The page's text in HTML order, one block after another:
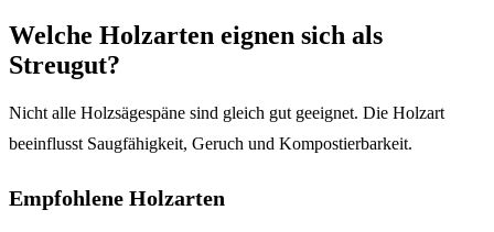
Welche Holzarten eignen sich als
Streugut?
Nicht alle Holzsägespäne sind gleich gut geeignet. Die Holzart
beeinflusst Saugfähigkeit, Geruch und Kompostierbarkeit.
Empfohlene Holzarten